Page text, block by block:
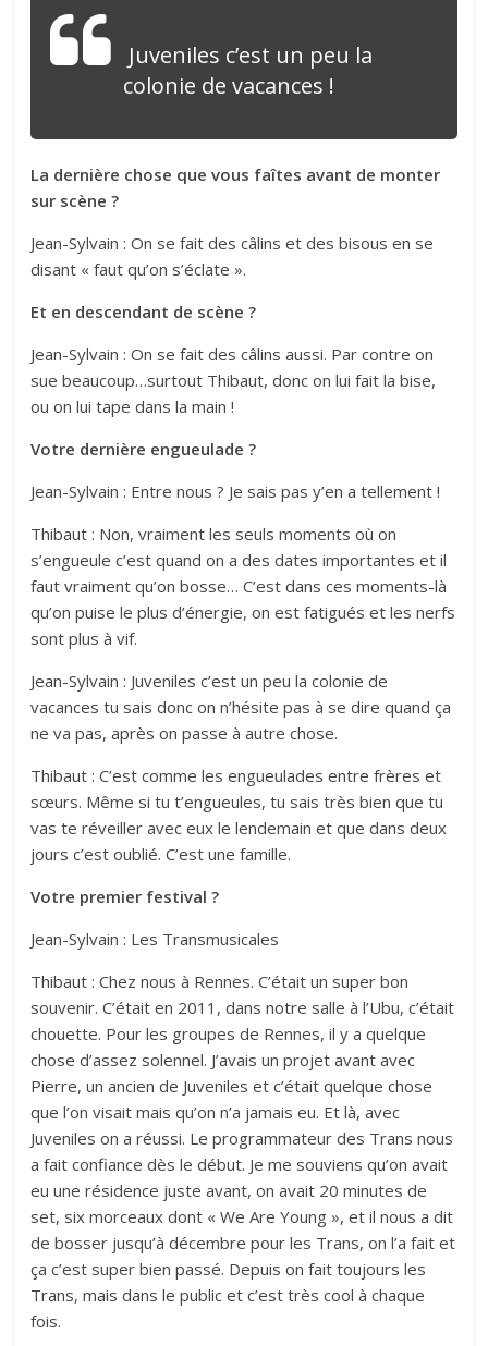
Juveniles c’est un peu la
colonie de vacances !
La dernière chose que vous faîtes avant de monter
sur scène ?
Jean-Sylvain : On se fait des câlins et des bisous en se
disant « faut qu’on s’éclate ».
Et en descendant de scène ?
Jean-Sylvain : On se fait des câlins aussi. Par contre on
sue beaucoup…surtout Thibaut, donc on lui fait la bise,
ou on lui tape dans la main !
Votre dernière engueulade ?
Jean-Sylvain : Entre nous ? Je sais pas y’en a tellement !
Thibaut : Non, vraiment les seuls moments où on
s’engueule c’est quand on a des dates importantes et il
faut vraiment qu’on bosse… C’est dans ces moments-là
qu’on puise le plus d’énergie, on est fatigués et les nerfs
sont plus à vif.
Jean-Sylvain : Juveniles c’est un peu la colonie de
vacances tu sais donc on n’hésite pas à se dire quand ça
ne va pas, après on passe à autre chose.
Thibaut : C’est comme les engueulades entre frères et
sœurs. Même si tu t’engueules, tu sais très bien que tu
vas te réveiller avec eux le lendemain et que dans deux
jours c’est oublié. C’est une famille.
Votre premier festival ?
Jean-Sylvain : Les Transmusicales
Thibaut : Chez nous à Rennes. C’était un super bon
souvenir. C’était en 2011, dans notre salle à l’Ubu, c’était
chouette. Pour les groupes de Rennes, il y a quelque
chose d’assez solennel. J’avais un projet avant avec
Pierre, un ancien de Juveniles et c’était quelque chose
que l’on visait mais qu’on n’a jamais eu. Et là, avec
Juveniles on a réussi. Le programmateur des Trans nous
a fait confiance dès le début. Je me souviens qu’on avait
eu une résidence juste avant, on avait 20 minutes de
set, six morceaux dont « We Are Young », et il nous a dit
de bosser jusqu’à décembre pour les Trans, on l’a fait et
ça c’est super bien passé. Depuis on fait toujours les
Trans, mais dans le public et c’est très cool à chaque
fois.